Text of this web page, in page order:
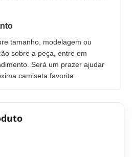
tamanho, modelagem ou
sobre a peça, entre em
Será um prazer ajudar
camiseta favorita.